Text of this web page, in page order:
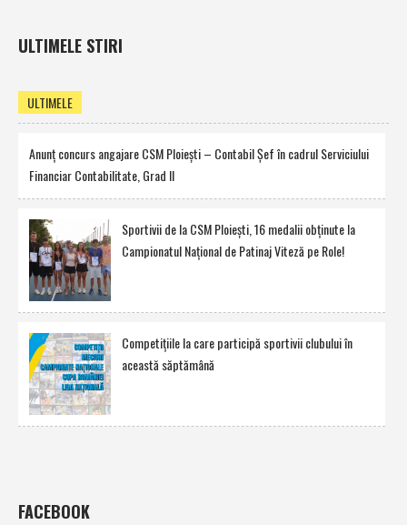
ULTIMELE STIRI
ULTIMELE
Anunţ concurs angajare CSM Ploieşti – Contabil Şef în cadrul Serviciului
Financiar Contabilitate, Grad II
Sportivii de la CSM Ploieşti, 16 medalii obţinute la
Campionatul Naţional de Patinaj Viteză pe Role!
Competiţiile la care participă sportivii clubului în
această săptămână
FACEBOOK